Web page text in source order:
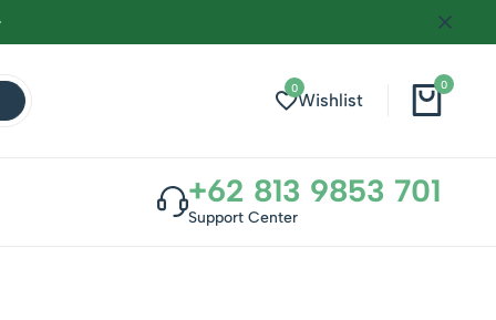
0
Wishlist
0
+62 813 9853 701
Support Center